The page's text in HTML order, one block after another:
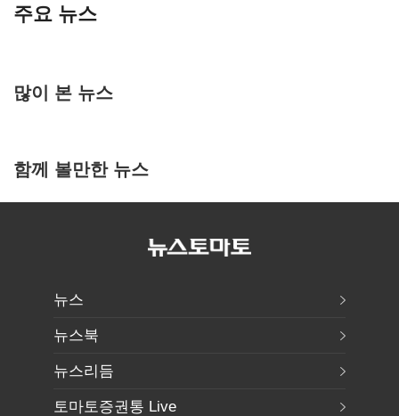
주요 뉴스
많이 본 뉴스
함께 볼만한 뉴스
뉴스
뉴스북
뉴스리듬
토마토증권통 Live